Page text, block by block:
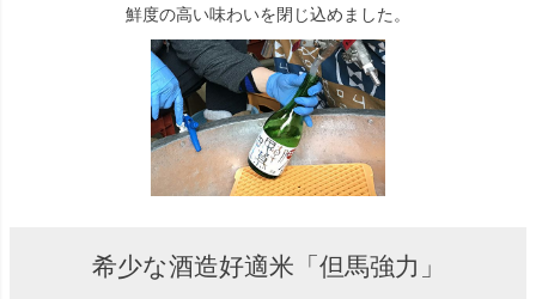
鮮度の高い味わいを閉じ込めました。
希少な酒造好適米「但馬強力」